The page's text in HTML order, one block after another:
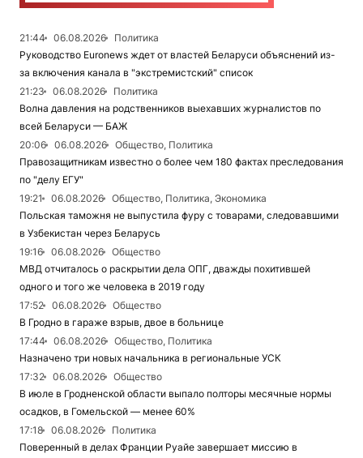
21:44 06.08.2026
Политика
Руководство Euronews ждет от властей Беларуси объяснений из-
за включения канала в "экстремистский" список
21:23
06.08.2026
Политика
Волна давления на родственников выехавших журналистов по
всей Беларуси — БАЖ
20:06
06.08.2026
Общество, Политика
Правозащитникам известно о более чем 180 фактах преследования
по "делу ЕГУ"
19:21
06.08.2026
Общество, Политика, Экономика
Польская таможня не выпустила фуру с товарами, следовавшими
в Узбекистан через Беларусь
19:16
06.08.2026
Общество
МВД отчиталось о раскрытии дела ОПГ, дважды похитившей
одного и того же человека в 2019 году
17:52
06.08.2026
Общество
В Гродно в гараже взрыв, двое в больнице
17:44
06.08.2026
Общество, Политика
Назначено три новых начальника в региональные УСК
17:32
06.08.2026
Общество
В июле в Гродненской области выпало полторы месячные нормы
осадков, в Гомельской — менее 60%
17:18
06.08.2026
Политика
Поверенный в делах Франции Руайе завершает миссию в